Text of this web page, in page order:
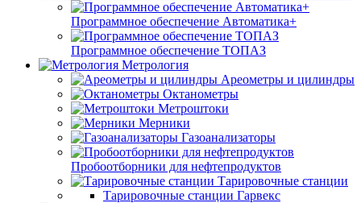
Программное обеспечение Автоматика+
Программное обеспечение ТОПАЗ
Метрология
Ареометры и цилиндры
Октанометры
Метроштоки
Мерники
Газоанализаторы
Пробоотборники для нефтепродуктов
Тарировочные станции
Тарировочные станции Гарвекс